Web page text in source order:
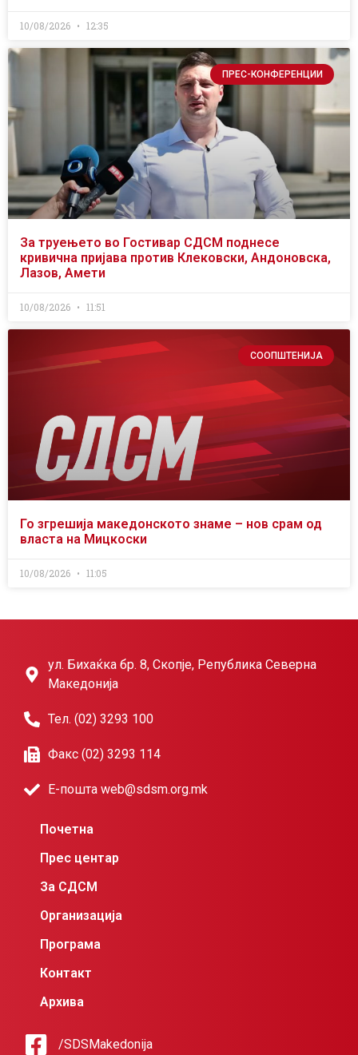
10/08/2026 12:35
ПРЕС-КОНФЕРЕНЦИИ
За труењето во Гостивар СДСМ поднесе
кривична пријава против Клековски, Андоновска,
Лазов, Амети
10/08/2026 11:51
СООПШТЕНИЈА
Го згрешија македонското знаме – нов срам од
власта на Мицкоски
10/08/2026 11:05
ул. Бихаќка бр. 8, Скопје, Република Северна
Македонија
Тел. (02) 3293 100
Факс (02) 3293 114
Е-пошта web@sdsm.org.mk
Почетна
Прес центар
За СДСМ
Организација
Програма
Контакт
Архива
/SDSMakedonija